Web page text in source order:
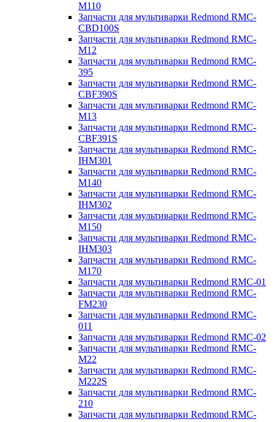
M110
Запчасти для мультиварки Redmond RMC-
CBD100S
Запчасти для мультиварки Redmond RMC-
M12
Запчасти для мультиварки Redmond RMC-
395
Запчасти для мультиварки Redmond RMC-
CBF390S
Запчасти для мультиварки Redmond RMC-
M13
Запчасти для мультиварки Redmond RMC-
CBF391S
Запчасти для мультиварки Redmond RMC-
IHM301
Запчасти для мультиварки Redmond RMC-
M140
Запчасти для мультиварки Redmond RMC-
IHM302
Запчасти для мультиварки Redmond RMC-
M150
Запчасти для мультиварки Redmond RMC-
IHM303
Запчасти для мультиварки Redmond RMC-
M170
Запчасти для мультиварки Redmond RMC-01
Запчасти для мультиварки Redmond RMC-
FM230
Запчасти для мультиварки Redmond RMC-
011
Запчасти для мультиварки Redmond RMC-02
Запчасти для мультиварки Redmond RMC-
M22
Запчасти для мультиварки Redmond RMC-
M222S
Запчасти для мультиварки Redmond RMC-
210
Запчасти для мультиварки Redmond RMC-